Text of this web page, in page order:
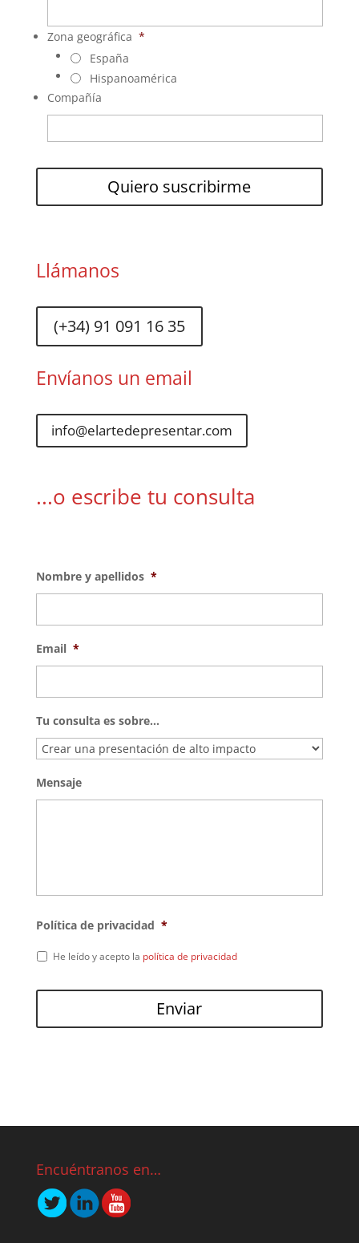
Zona geográfica *
España
Hispanoamérica
Compañía
Llámanos
(+34) 91 091 16 35
Envíanos un email
info@elartedepresentar.com
...o escribe tu consulta
Nombre y apellidos *
Email *
Tu consulta es sobre...
Mensaje
Política de privacidad *
He leído y acepto la política de privacidad
Encuéntranos en…